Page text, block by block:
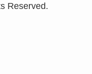
Reserved.